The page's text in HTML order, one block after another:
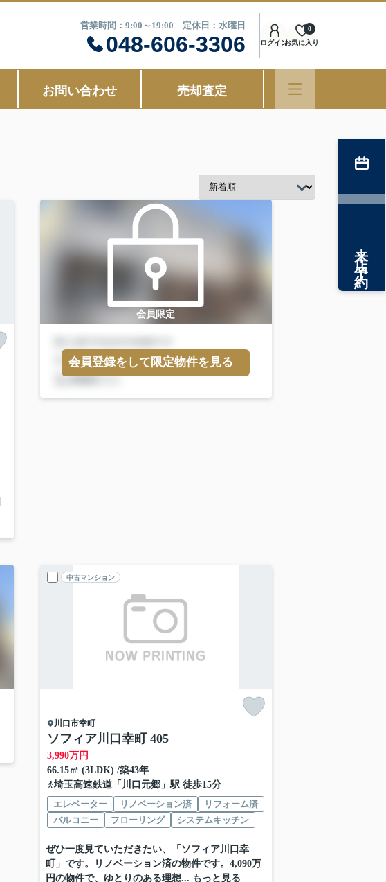
営業時間：9:00～19:00 定休日：水曜日
048-606-3306 ログインお気に入り
0
お問い合わせ 売却査定
会員限定
会員登録をして限定物件を見る
中古マンション
川口市幸町
ソフィア川口幸町 405
3,990万円
66.15㎡ (3LDK) /築43年
埼玉高速鉄道「 川口元郷」駅 徒歩15分
エレベーター
リノベーション済
リフォーム済
バルコニー
フローリング システムキッチン
ぜひ一度見ていただきたい、「ソフィア川口幸
町」です。リノベーション済の物件です。4,090万
円の物件で、ゆとりのある理想... もっと見る
来店予約